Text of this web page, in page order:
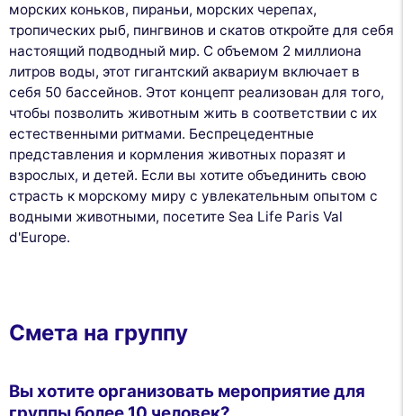
морских коньков, пираньи, морских черепах,
тропических рыб, пингвинов и скатов откройте для себя
настоящий подводный мир. С объемом 2 миллиона
литров воды, этот гигантский аквариум включает в
себя 50 бассейнов. Этот концепт реализован для того,
чтобы позволить животным жить в соответствии с их
естественными ритмами. Беспрецедентные
представления и кормления животных поразят и
взрослых, и детей. Если вы хотите объединить свою
страсть к морскому миру с увлекательным опытом с
водными животными, посетите Sea Life Paris Val
d'Europe.
Смета на группу
Вы хотите организовать мероприятие для